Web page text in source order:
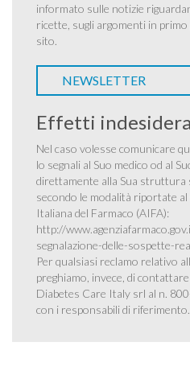
informato sulle notizie
ricette, sugli argomenti in primo
sito.
NEWSLETTER
Effetti
Nel caso volesse comunicare
lo segnali al Suo medico od al
direttamente alla Sua
secondo le modalità riportate al
Italiana del Farmaco (AIFA):
http://
segnalazione-delle-sospette-
Per qualsiasi reclamo relativo
preghiamo, invece, di
Diabetes Care Italy srl al n.
con i responsabili di